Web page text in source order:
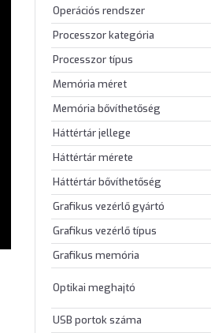
Operációs rendszer
Processzor kategória
Processzor típus
Memória méret
Memória bővíthetőség
Háttértár jellege
Háttértár mérete
Háttértár bővíthetőség
Grafikus vezérlő gyártó
Grafikus vezérlő típus
Grafikus memória
Optikai meghajtó
USB portok száma